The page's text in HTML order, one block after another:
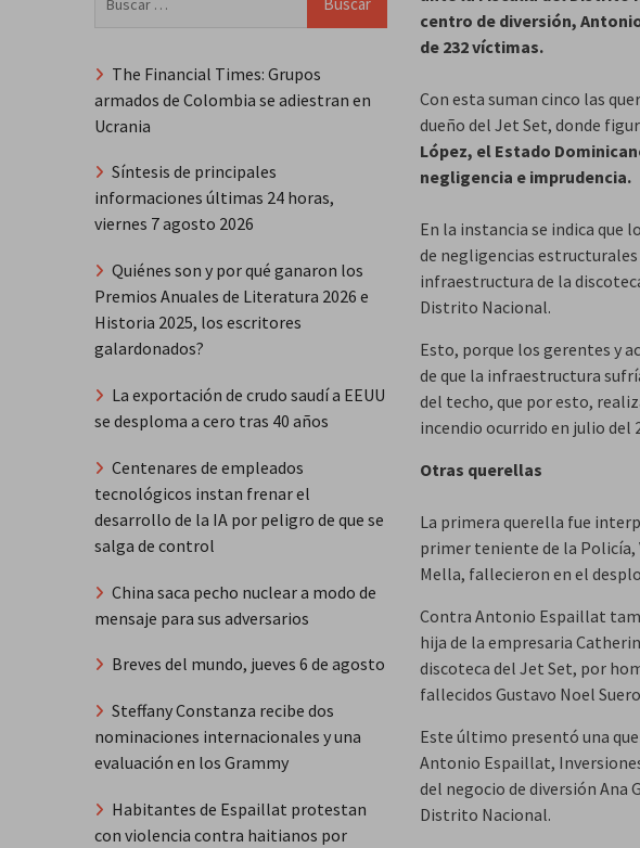
centro de diversión,
de 232 víctimas.
Con esta suman cinco las
dueño del Jet Set, donde
López, el Estado
negligencia e imprudencia.
En la instancia se indica que
de negligencias
infraestructura de la
Distrito Nacional.
Esto, porque los gerentes y
de que la infraestructura
del techo, que por esto,
incendio ocurrido en julio del
Otras querellas
La primera querella fue
primer teniente de la Policía,
Mella, fallecieron en el
Contra Antonio Espaillat
hija de la empresaria
discoteca del Jet Set, por
fallecidos Gustavo Noel
Este último presentó una
Antonio Espaillat,
del negocio de diversión Ana
Distrito Nacional.
The Financial Times: Grupos
armados de Colombia se adiestran en
Ucrania
Síntesis de principales
informaciones últimas 24 horas,
viernes 7 agosto 2026
Quiénes son y por qué ganaron los
Premios Anuales de Literatura 2026 e
Historia 2025, los escritores
galardonados?
La exportación de crudo saudí a EEUU
se desploma a cero tras 40 años
Centenares de empleados
tecnológicos instan frenar el
desarrollo de la IA por peligro de que se
salga de control
China saca pecho nuclear a modo de
mensaje para sus adversarios
Breves del mundo, jueves 6 de agosto
Steffany Constanza recibe dos
nominaciones internacionales y una
evaluación en los Grammy
Habitantes de Espaillat protestan
con violencia contra haitianos por